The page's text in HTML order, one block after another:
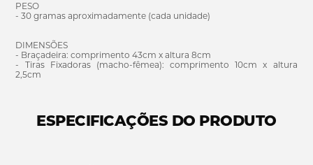
PESO
- 30 gramas aproximadamente (cada unidade)
DIMENSÕES
- Braçadeira: comprimento 43cm x altura 8cm
- Tiras Fixadoras (macho-fêmea): comprimento 10cm x altura
2,5cm
ESPECIFICAÇÕES DO PRODUTO